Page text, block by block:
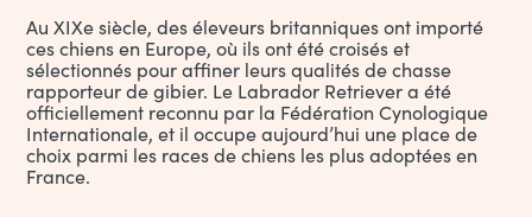
Au XIXe siècle, des éleveurs britanniques ont importé
ces chiens en Europe, où ils ont été croisés et
sélectionnés pour affiner leurs qualités de chasse
rapporteur de gibier. Le Labrador Retriever a été
officiellement reconnu par la Fédération Cynologique
Internationale, et il occupe aujourd’hui une place de
choix parmi les races de chiens les plus adoptées en
France.